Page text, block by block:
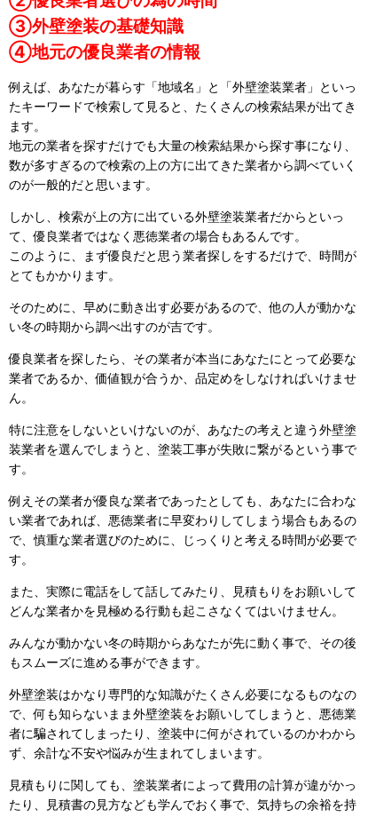
③外壁塗装の基礎知識
④地元の優良業者の情報
例えば、あなたが暮らす「地域名」と「外壁塗装業者」といっ
たキーワードで検索して見ると、たくさんの検索結果が出てき
ます。
地元の業者を探すだけでも大量の検索結果から探す事になり、
数が多すぎるので検索の上の方に出てきた業者から調べていく
のが一般的だと思います。
しかし、検索が上の方に出ている外壁塗装業者だからといっ
て、優良業者ではなく悪徳業者の場合もあるんです。
このように、まず優良だと思う業者探しをするだけで、時間が
とてもかかります。
そのために、早めに動き出す必要があるので、他の人が動かな
い冬の時期から調べ出すのが吉です。
優良業者を探したら、その業者が本当にあなたにとって必要な
業者であるか、価値観が合うか、品定めをしなければいけませ
ん。
特に注意をしないといけないのが、あなたの考えと違う外壁塗
装業者を選んでしまうと、塗装工事が失敗に繋がるという事で
す。
例えその業者が優良な業者であったとしても、あなたに合わな
い業者であれば、悪徳業者に早変わりしてしまう場合もあるの
で、慎重な業者選びのために、じっくりと考える時間が必要で
す。
また、実際に電話をして話してみたり、見積もりをお願いして
どんな業者かを見極める行動も起こさなくてはいけません。
みんなが動かない冬の時期からあなたが先に動く事で、その後
もスムーズに進める事ができます。
外壁塗装はかなり専門的な知識がたくさん必要になるものなの
で、何も知らないまま外壁塗装をお願いしてしまうと、悪徳業
者に騙されてしまったり、塗装中に何がされているのかわから
ず、余計な不安や悩みが生まれてしまいます。
見積もりに関しても、塗装業者によって費用の計算が違がかっ
たり、見積書の見方なども学んでおく事で、気持ちの余裕を持